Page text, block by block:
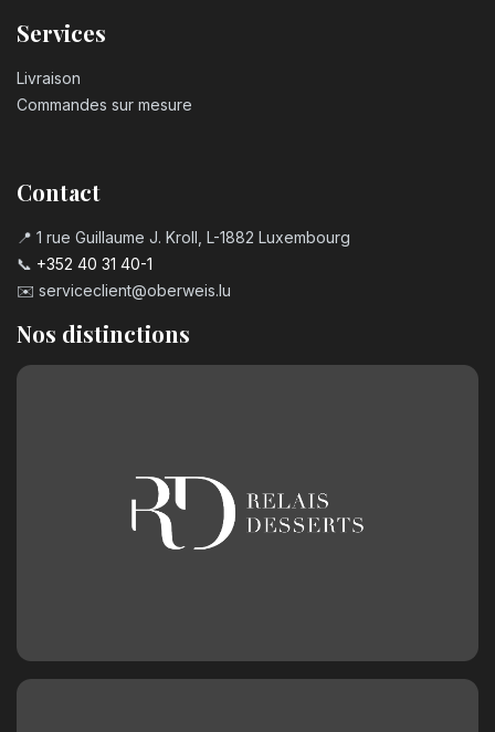
Services
Livraison
Commandes sur mesure
Contact
📍 1 rue Guillaume J. Kroll, L-1882 Luxembourg
📞 +352 40 31 40-1
✉️ serviceclient@oberweis.lu
Nos distinctions